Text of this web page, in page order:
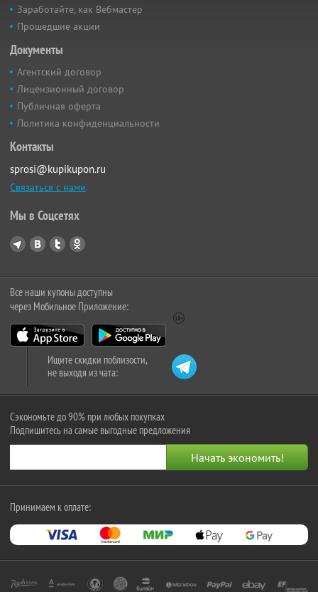
Заработайте, как Вебмастер
Прошедшие акции
Документы
Агентский договор
Лицензионный договор
Публичная оферта
Политика конфиденциальности
Контакты
sprosi@kupikupon.ru
Связаться с нами
Мы в Соцсетях
Все наши купоны доступны
через Мобильное Приложение:
Ищите скидки поблизости,
не выходя из чата:
Сэкономьте до 90% при любых покупках
Подпишитесь на самые выгодные предложения
Принимаем к оплате: